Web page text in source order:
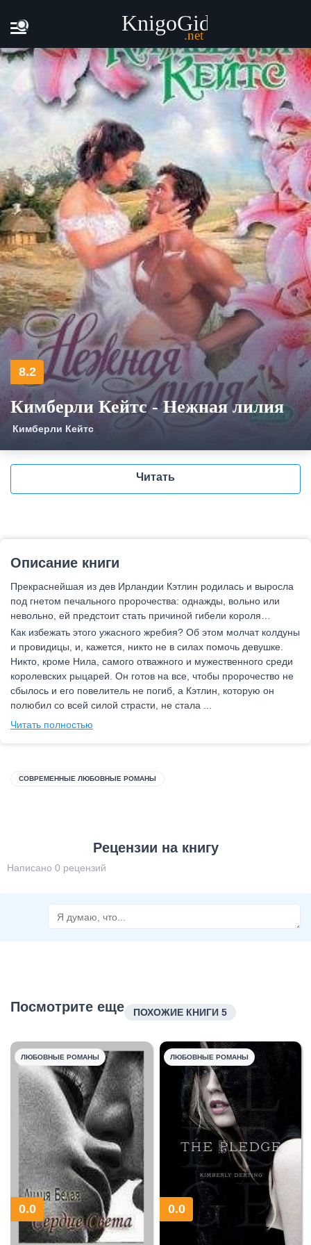
Главная Кимберли Кейтс - Нежная лилия
8.2
Кимберли Кейтс - Нежная лилия
Кимберли Кейтс
Читать
Описание книги
Прекраснейшая из дев Ирландии Кэтлин родилась и выросла
под гнетом печального пророчества: однажды, вольно или
невольно, ей предстоит стать причиной гибели короля…
Как избежать этого ужасного жребия? Об этом молчат колдуны
и провидицы, и, кажется, никто не в силах помочь девушке.
Никто, кроме Нила, самого отважного и мужественного среди
королевских рыцарей. Он готов на все, чтобы пророчество не
сбылось и его повелитель не погиб, а Кэтлин, которую он
полюбил со всей силой страсти, не стала ...
Читать полностью
СОВРЕМЕННЫЕ ЛЮБОВНЫЕ РОМАНЫ
Рецензии на книгу
Написано 0 рецензий
Посмотрите еще ПОХОЖИЕ КНИГИ 5
ЛЮБОВНЫЕ РОМАНЫ
0.0
ЛЮБОВНЫЕ РОМАНЫ
0.0